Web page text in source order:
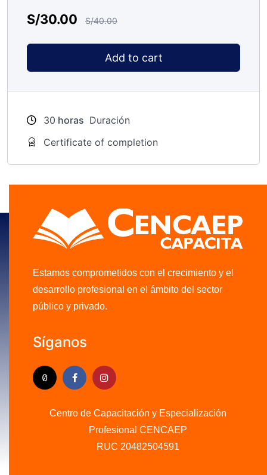
S/30.00 S/40.00
Add to cart
30 horas Duración
Certificate of completion
Estamos comprometidos con el crecimiento y el
desarrollo profesional en el ámbito del sector
público y privado.
Síganos
Centro de Capacitación y Especialización
Profesional CENCAEP
RUC 20482504591